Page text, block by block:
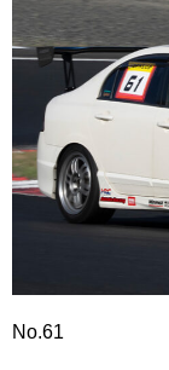
No.61